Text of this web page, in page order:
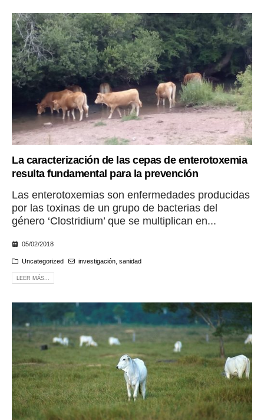
La caracterización de las cepas de enterotoxemia
resulta fundamental para la prevención
Las enterotoxemias son enfermedades producidas
por las toxinas de un grupo de bacterias del
género ‘Clostridium’ que se multiplican en...
05/02/2018
Uncategorized investigación, sanidad
LEER MÁS...